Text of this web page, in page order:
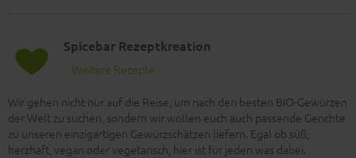
Spicebar Rezeptkreation
Weitere Rezepte
Wir gehen nicht nur auf die Reise, um nach den besten BIO-Gewürzen
der Welt zu suchen, sondern wir wollen euch auch passende Gerichte
zu unseren einzigartigen Gewürzschätzen liefern. Egal ob süß,
herzhaft, vegan oder vegetarisch, hier ist für jeden was dabei.